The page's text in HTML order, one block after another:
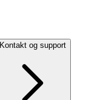
Kontakt og support